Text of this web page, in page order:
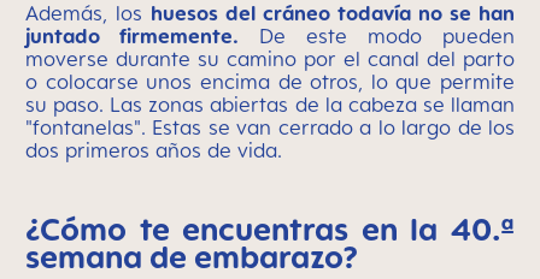
Además, los huesos del cráneo todavía no se han
juntado firmemente. De este modo pueden
moverse durante su camino por el canal del parto
o colocarse unos encima de otros, lo que permite
su paso. Las zonas abiertas de la cabeza se llaman
"fontanelas". Estas se van cerrado a lo largo de los
dos primeros años de vida.
¿Cómo te encuentras en la 40.ª
semana de embarazo?